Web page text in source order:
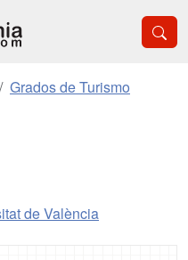
Grados de Turismo
de València